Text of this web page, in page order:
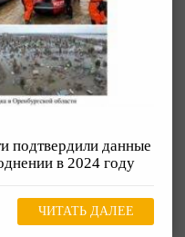
подтвердили данные
в 2024 году
ЧИТАТЬ ДАЛЕЕ